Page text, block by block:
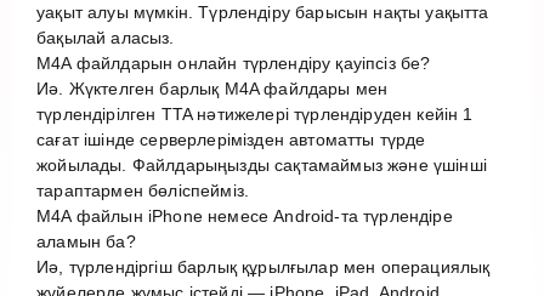
уақыт алуы мүмкін. Түрлендіру барысын нақты уақытта
бақылай аласыз.
M4A файлдарын онлайн түрлендіру қауіпсіз бе?
Иә. Жүктелген барлық M4A файлдары мен
түрлендірілген TTA нәтижелері түрлендіруден кейін 1
сағат ішінде серверлерімізден автоматты түрде
жойылады. Файлдарыңызды сақтамаймыз және үшінші
тараптармен бөліспейміз.
M4A файлын iPhone немесе Android-та түрлендіре
аламын ба?
Иә, түрлендіргіш барлық құрылғылар мен операциялық
жүйелерде жұмыс істейді — iPhone, iPad, Android,